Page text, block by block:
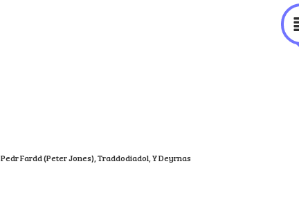
Pedr Fardd (Peter Jones), Traddodiadol, Y Deyrnas